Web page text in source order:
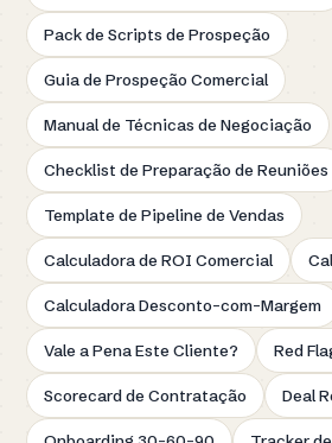
Pack de Scripts de Prospeção
Guia de Prospeção Comercial
Manual de Técnicas de Negociação
Checklist de Preparação de Reuniões
Template de Pipeline de Vendas
Calculadora de ROI Comercial
Calculadora Desconto-com-Margem
Vale a Pena Este Cliente? Red
Scorecard de Contratação Deal